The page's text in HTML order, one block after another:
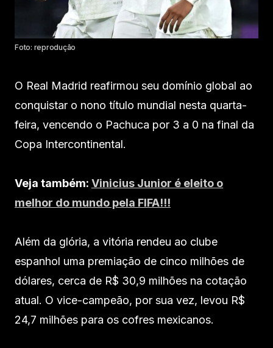
Foto: reprodução
O Real Madrid reafirmou seu domínio global ao
conquistar o nono título mundial nesta quarta-
feira, vencendo o Pachuca por 3 a 0 na final da
Copa Intercontinental.
Veja também: Vinicius Junior é eleito o
melhor do mundo pela FIFA!!!
Além da glória, a vitória rendeu ao clube
espanhol uma premiação de cinco milhões de
dólares, cerca de R$ 30,9 milhões na cotação
atual. O vice-campeão, por sua vez, levou R$
24,7 milhões para os cofres mexicanos.